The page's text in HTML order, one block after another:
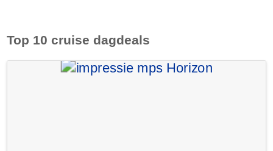
Top 10 cruise dagdeals